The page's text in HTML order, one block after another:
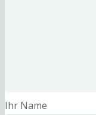
Ihr Name